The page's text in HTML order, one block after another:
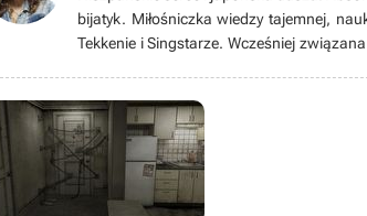
bijatyk. Miłośniczka wiedzy tajemnej,
Tekkenie i Singstarze. Wcześniej
rozpoznawczym jest wszechstronność, a
wyobraźni.